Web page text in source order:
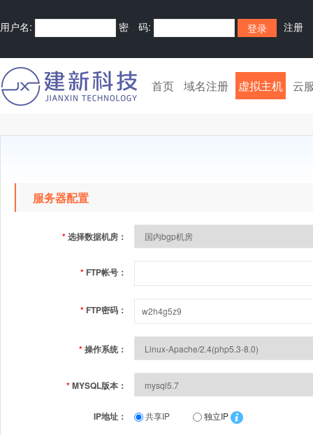
用户名: 密 码: 注册
首页 域名注册 虚拟主机 云
服务器配置
*选择数据机房：
* FTP帐号：
* FTP密码：
*操作系统：
*MYSQL版本：
IP地址： 共享IP 独立IP